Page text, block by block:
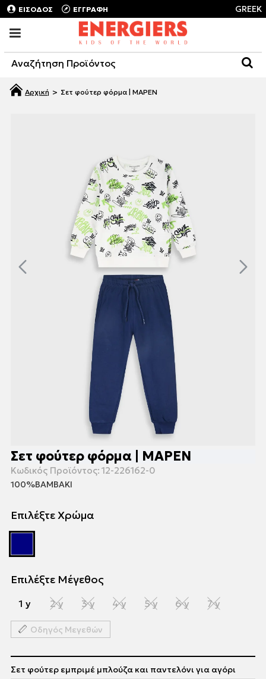
ΕΙΣΟΔΟΣ ΕΓΓΡΑΦΗ GREEK
Σετ φούτερ φόρμα | ΜΑΡΕΝ
Σετ φούτερ φόρμα | ΜΑΡΕΝ
Κωδικός Προϊόντος: 12-226162-0
100%ΒΑΜΒΑΚΙ
Επιλέξτε Χρώμα
Επιλέξτε Μέγεθος
1 y 2 y 3 y 4 y 5 y 6 y 7 y
Οδηγός Μεγεθών
Σετ φούτερ εμπριμέ μπλούζα και παντελόνι για αγόρι